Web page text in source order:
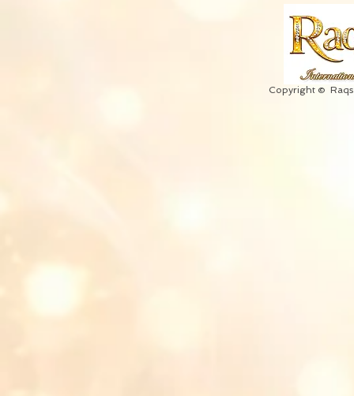
Copyright © Raqs